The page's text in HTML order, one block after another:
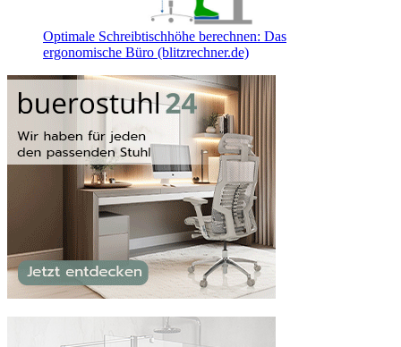
Optimale Schreibtischhöhe berechnen: Das
ergonomische Büro (blitzrechner.de)